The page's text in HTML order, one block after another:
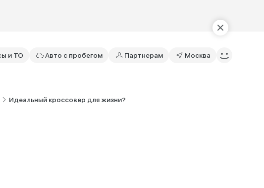
и ТО Авто с пробегом Партнерам Москва
Идеальный кроссовер для жизни?